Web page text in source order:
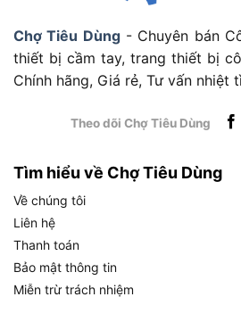
nhờ ba lý do chính: điện áp
khúc mid-range đủ kéo
định, chân pin M21 phổ thông
lượng pin để kéo dài thời gian
hoàn toàn đáp ứng được cả
Pin 21V Trên Dekton M21-
Để hiểu rõ hơn về điện áp
Chợ Tiêu Dùng- Chuyên bán
thiết bị cầm tay, trang thiết bị
Chính hãng, Giá rẻ, Tư vấn nhiệt
Theo dõi Chợ Tiêu Dùng
Tìm hiểu về Chợ Tiêu Dùng
Về chúng tôi
Liên hệ
Thanh toán
Bảo mật thông tin
Miễn trừ trách nhiệm